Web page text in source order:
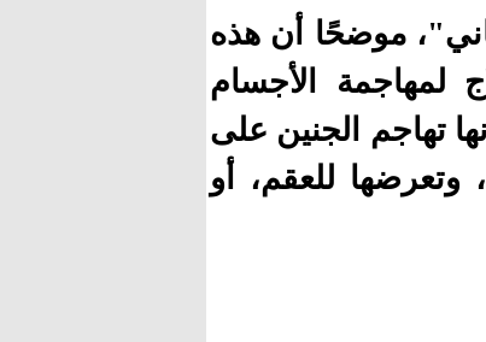
موضحًا أن هذه
لمهاجمة الأجسام
تهاجم الجنين على
للعقم، أو